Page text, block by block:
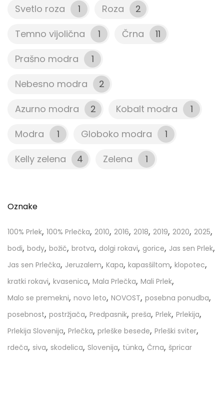
Svetlo roza
1 Roza
2
Temno vijolična
1 Črna
11
Prašno modra
1
Nebesno modra
2
Azurno modra
2 Kobalt modra
1
Modra
1 Globoko modra
1
Kelly zelena
4 Zelena 1
Oznake
100% Prlek, 100% Prlečka, 2010, 2016, 2018, 2019, 2020, 2025,
bodi, body, božič, brotva, dolgi rokavi, gorice, Jas sen Prlek,
Jas sen Prlečka, Jeruzalem, Kapa, kapasšiltom, klopotec,
kratki rokavi, kvasenica, Mala Prlečka, Mali Prlek,
Malo se premekni, novo leto, NOVOST, posebna ponudba,
posebnost, postržjača, Predpasnik, preša, Prlek, Prlekija,
Prlekija Slovenija, Prlečka, prleške besede, Prleški sviter,
rdeča, siva, skodelica, Slovenija, tünka, Črna, špricar